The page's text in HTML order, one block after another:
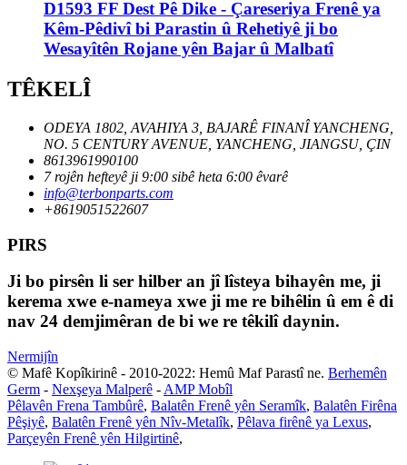
D1593 FF Dest Pê Dike - Çareseriya Frenê ya
Kêm-Pêdivî bi Parastin û Rehetiyê ji bo
Wesayîtên Rojane yên Bajar û Malbatî
TÊKELÎ
ODEYA 1802, AVAHIYA 3, BAJARÊ FINANÎ YANCHENG,
NO. 5 CENTURY AVENUE, YANCHENG, JIANGSU, ÇIN
8613961990100
7 rojên hefteyê ji 9:00 sibê heta 6:00 êvarê
info@terbonparts.com
+8619051522607
PIRS
Ji bo pirsên li ser hilber an jî lîsteya bihayên me, ji
kerema xwe e-nameya xwe ji me re bihêlin û em ê di
nav 24 demjimêran de bi we re têkilî daynin.
Nermijîn
© Mafê Kopîkirinê - 2010-2022: Hemû Maf Parastî ne. Berhemên
Germ - Nexşeya Malperê - AMP Mobîl
Pêlavên Frena Tambûrê, Balatên Frenê yên Seramîk, Balatên Firêna
Pêşiyê, Balatên Frenê yên Nîv-Metalîk, Pêlava firênê ya Lexus,
Parçeyên Frenê yên Hilgirtinê,